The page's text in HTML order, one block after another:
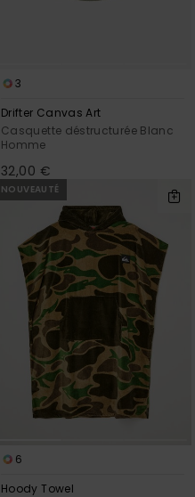
3
Drifter Canvas Art
Casquette déstructurée Blanc
Homme
32,00 €
NOUVEAUTÉ
6
Hoody Towel